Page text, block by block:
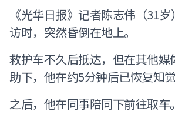
《光华日报》记者陈志伟（31
访时，突然昏倒在地上。
救护车不久后抵达，但在其他媒
助下，他在约5分钟后已恢复知觉
之后，他在同事陪同下前往取车。